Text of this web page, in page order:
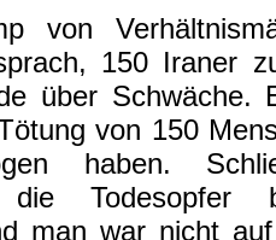
von
150 Iraner
über Schwäche.
von 150
haben.
die Todesopfer
man war nicht